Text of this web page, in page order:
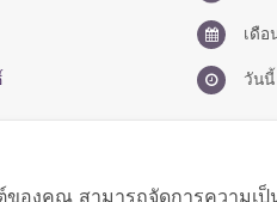
เดือ
วันนี้
ของคุณ สามารถจัดการความ